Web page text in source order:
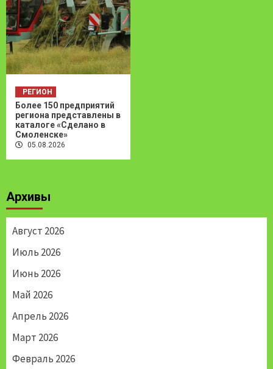
РЕГИОН
Более 150 предприятий
региона представлены в
каталоге «Сделано в
Смоленске»
05.08.2026
Архивы
Август 2026
Июль 2026
Июнь 2026
Май 2026
Апрель 2026
Март 2026
Февраль 2026